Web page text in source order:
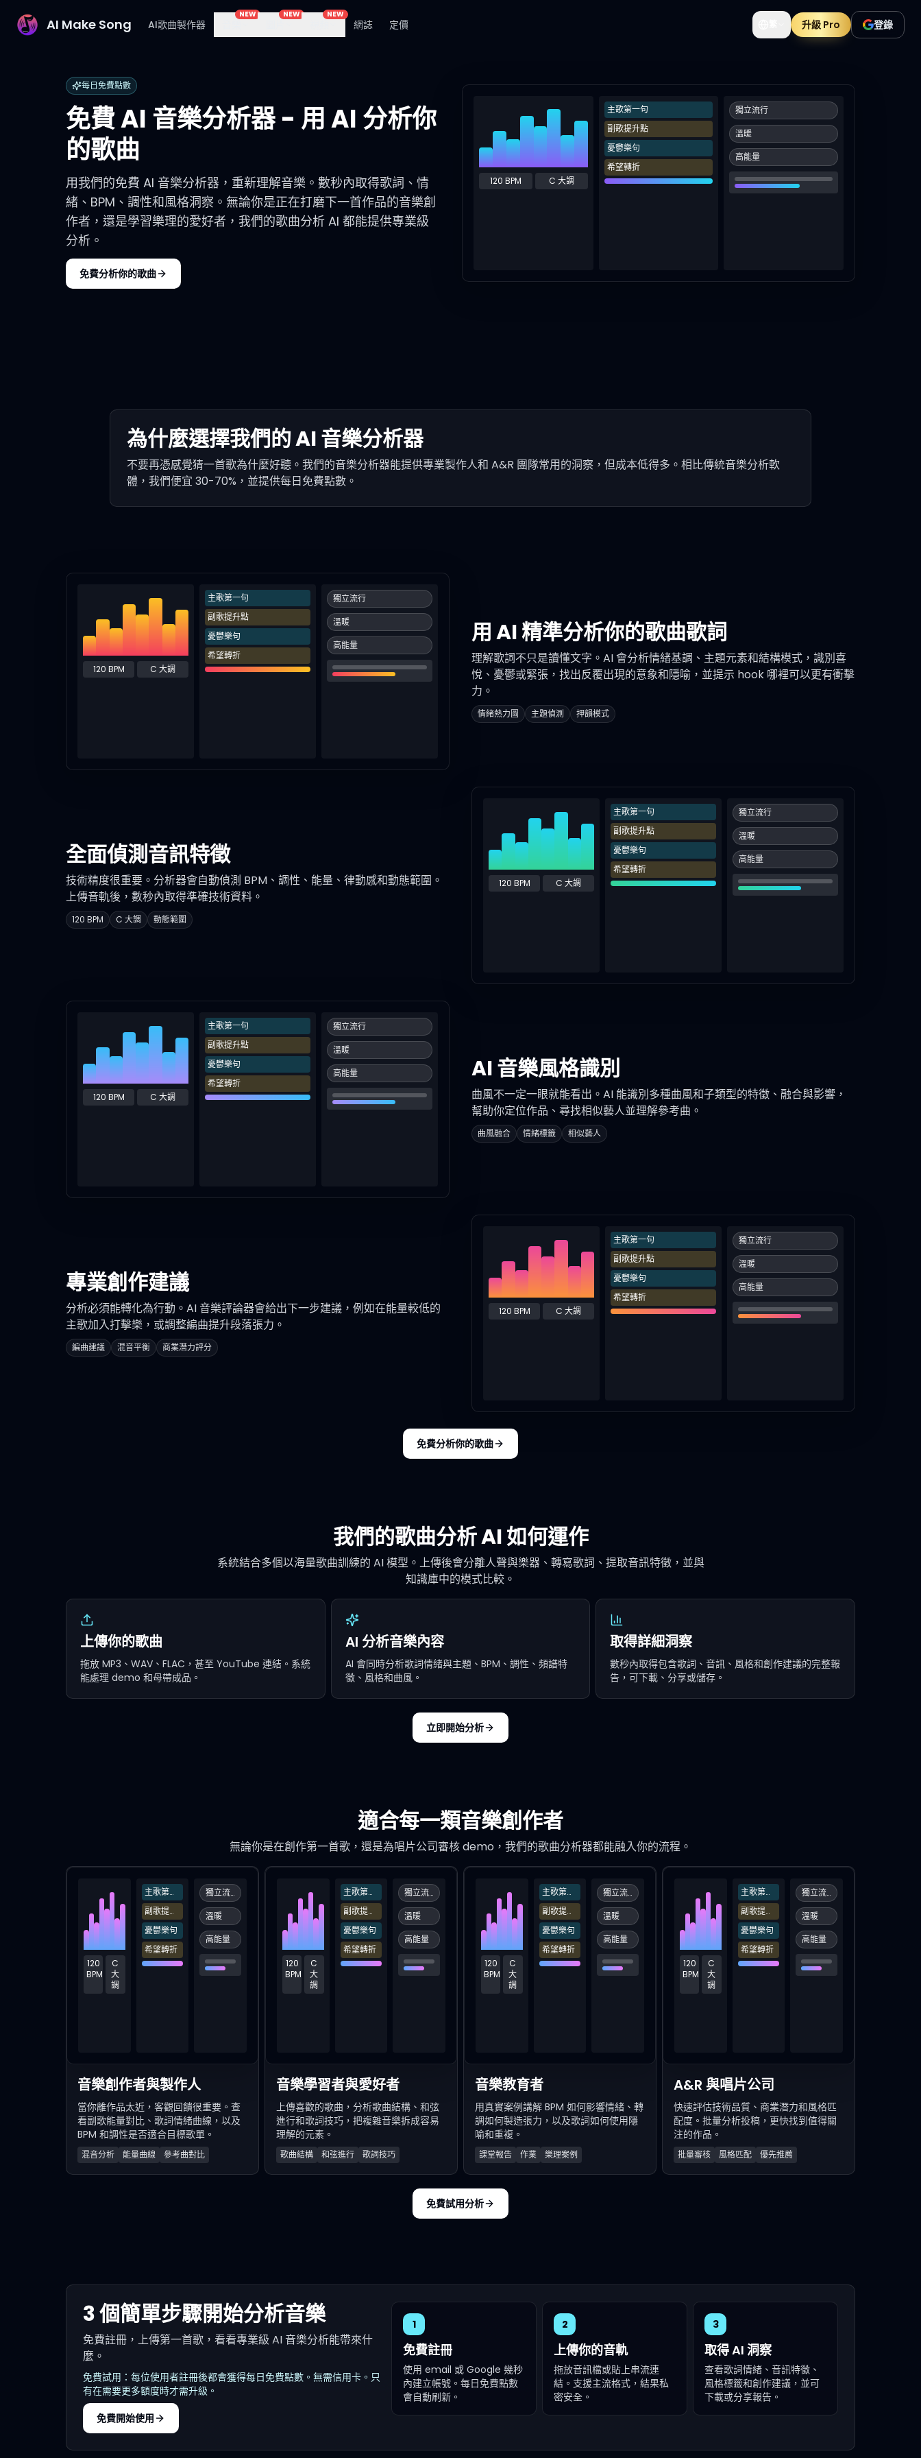
AI Make Song AI歌曲製作器
NEW NEW NEW
網誌 定價 升級 Pro 登錄
每日免費點數
免費 AI 音樂分析器 - 用 AI 分析你
的歌曲
用我們的免費 AI 音樂分析器，重新理解音樂。數秒內取得歌詞、情
緒、BPM、調性和風格洞察。無論你是正在打磨下一首作品的音樂創
作者，還是學習樂理的愛好者，我們的歌曲分析 AI 都能提供專業級
分析。
免費分析你的歌曲
120 BPM C 大調
主歌第一句
副歌提升點
憂鬱樂句
希望轉折
獨立流行
溫暖
高能量
為什麼選擇我們的 AI 音樂分析器
不要再憑感覺猜一首歌為什麼好聽。我們的音樂分析器能提供專業製作人和 A&R 團隊常用的洞察，但成本低得多。相比傳統音樂分析軟
體，我們便宜 30-70%，並提供每日免費點數。
120 BPM C 大調
主歌第一句
副歌提升點
憂鬱樂句
希望轉折
獨立流行
溫暖
高能量
用 AI 精準分析你的歌曲歌詞
理解歌詞不只是讀懂文字。AI 會分析情緒基調、主題元素和結構模式，識別喜
悅、憂鬱或緊張，找出反覆出現的意象和隱喻，並提示 hook 哪裡可以更有衝擊
力。
情緒熱力圖 主題偵測 押韻模式
120 BPM C 大調
主歌第一句
副歌提升點
憂鬱樂句
希望轉折
獨立流行
溫暖
高能量
全面偵測音訊特徵
技術精度很重要。分析器會自動偵測 BPM、調性、能量、律動感和動態範圍。
上傳音軌後，數秒內取得準確技術資料。
120 BPM C 大調 動態範圍
120 BPM C 大調
主歌第一句
副歌提升點
憂鬱樂句
希望轉折
獨立流行
溫暖
高能量
AI 音樂風格識別
曲風不一定一眼就能看出。AI 能識別多種曲風和子類型的特徵、融合與影響，
幫助你定位作品、尋找相似藝人並理解參考曲。
曲風融合 情緒標籤 相似藝人
120 BPM C 大調
主歌第一句
副歌提升點
憂鬱樂句
希望轉折
獨立流行
溫暖
高能量
專業創作建議
分析必須能轉化為行動。AI 音樂評論器會給出下一步建議，例如在能量較低的
主歌加入打擊樂，或調整編曲提升段落張力。
編曲建議 混音平衡 商業潛力評分
免費分析你的歌曲
我們的歌曲分析 AI 如何運作
系統結合多個以海量歌曲訓練的 AI 模型。上傳後會分離人聲與樂器、轉寫歌詞、提取音訊特徵，並與
知識庫中的模式比較。
上傳你的歌曲
拖放 MP3、WAV、FLAC，甚至 YouTube 連結。系統
能處理 demo 和母帶成品。
AI 分析音樂內容
AI 會同時分析歌詞情緒與主題、BPM、調性、頻譜特
徵、風格和曲風。
取得詳細洞察
數秒內取得包含歌詞、音訊、風格和創作建議的完整報
告，可下載、分享或儲存。
立即開始分析
適合每一類音樂創作者
無論你是在創作第一首歌，還是為唱片公司審核 demo，我們的歌曲分析器都能融入你的流程。
120
BPM
C
大
調
主歌第一句
副歌提升點
憂鬱樂句
希望轉折
獨立流行
溫暖
高能量
音樂創作者與製作人
當你離作品太近，客觀回饋很重要。查
看副歌能量對比、歌詞情緒曲線，以及
BPM 和調性是否適合目標歌單。
混音分析 能量曲線 參考曲對比
120
BPM
C
大
調
主歌第一句
副歌提升點
憂鬱樂句
希望轉折
獨立流行
溫暖
高能量
音樂學習者與愛好者
上傳喜歡的歌曲，分析歌曲結構、和弦
進行和歌詞技巧，把複雜音樂拆成容易
理解的元素。
歌曲結構 和弦進行 歌詞技巧
120
BPM
C
大
調
主歌第一句
副歌提升點
憂鬱樂句
希望轉折
獨立流行
溫暖
高能量
音樂教育者
用真實案例講解 BPM 如何影響情緒、轉
調如何製造張力，以及歌詞如何使用隱
喻和重複。
課堂報告 作業 樂理案例
120
BPM
C
大
調
主歌第一句
副歌提升點
憂鬱樂句
希望轉折
獨立流行
溫暖
高能量
A&R 與唱片公司
快速評估技術品質、商業潛力和風格匹
配度。批量分析投稿，更快找到值得關
注的作品。
批量審核 風格匹配 優先推薦
免費試用分析
3 個簡單步驟開始分析音樂
免費註冊，上傳第一首歌，看看專業級 AI 音樂分析能帶來什
麼。
免費試用：每位使用者註冊後都會獲得每日免費點數。無需信用卡。只
有在需要更多額度時才需升級。
免費開始使用
1
免費註冊
使用 email 或 Google 幾秒
內建立帳號。每日免費點數
會自動刷新。
2
上傳你的音軌
拖放音訊檔或貼上串流連
結。支援主流格式，結果私
密安全。
3
取得 AI 洞察
查看歌詞情緒、音訊特徵、
風格標籤和創作建議，並可
下載或分享報告。